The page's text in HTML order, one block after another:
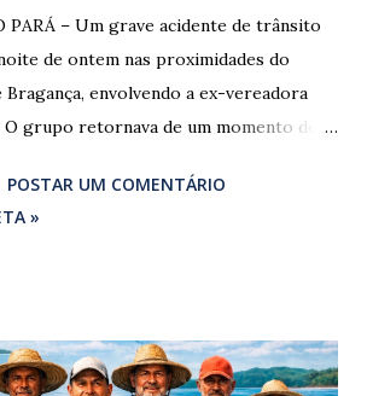
PARÁ – Um grave acidente de trânsito
de ontem nas proximidades do
Bragança, envolvendo a ex-vereadora
grupo retornava de um momento de
ex-vereadores de Bragança, Mauro
, estava voltando do
uma caminhonete. O condutor da
POSTAR UM COMENTÁRIO
»